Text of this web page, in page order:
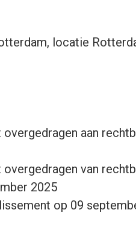
locatie
aan
van
2025
op 09